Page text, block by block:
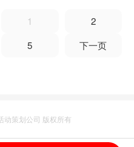
1
2
5
下一页
动策划公司 版权所有